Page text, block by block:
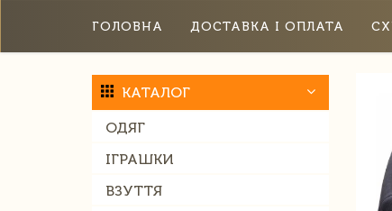
ГОЛОВНА ДОСТАВКА І ОПЛАТА
КАТАЛОГ
ОДЯГ
ІГРАШКИ
ВЗУТТЯ